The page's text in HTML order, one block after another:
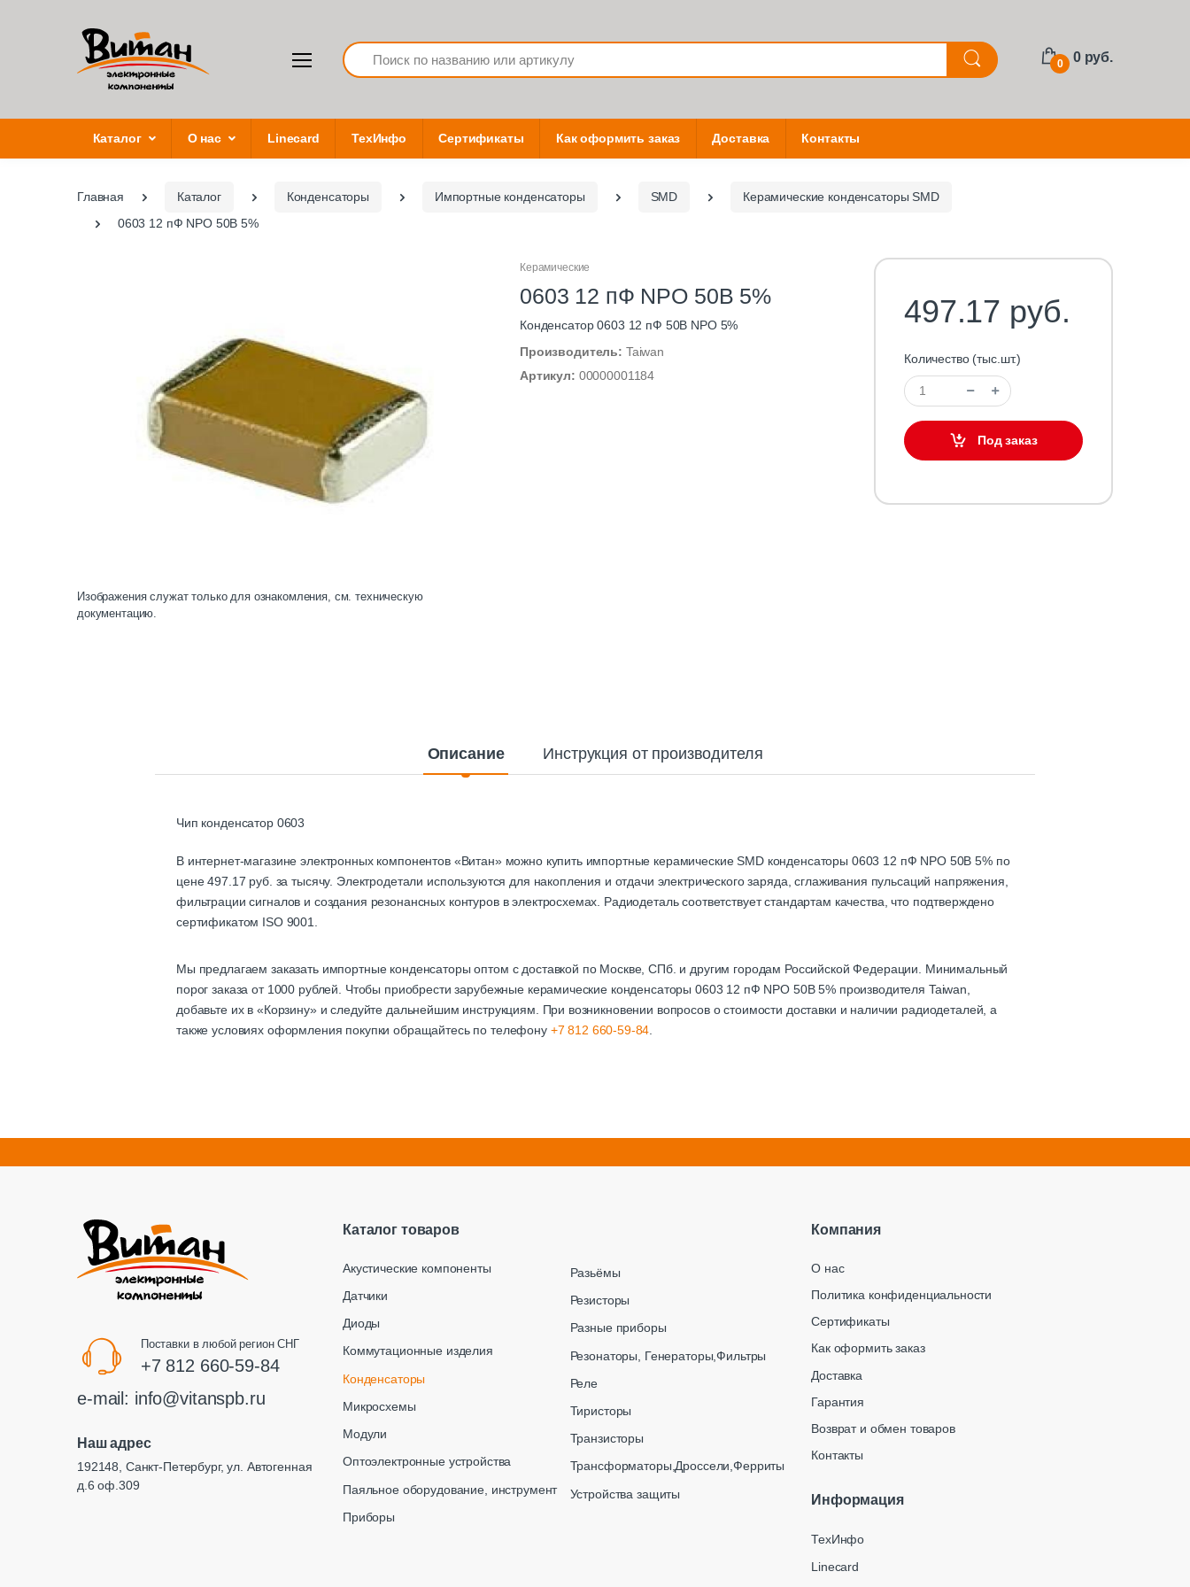
Search
0 0 руб.
Каталог О нас Linecard ТехИнфо Сертификаты Как оформить заказ Доставка Контакты
Главная Каталог Конденсаторы Импортные конденсаторы SMD
Керамические конденсаторы SMD
0603 12 пФ NPO 50В 5%
Изображения служат только для ознакомления, см. техническую
документацию.
Керамические
0603 12 пФ NPO 50В 5%
Конденсатор 0603 12 пФ 50В NPO 5%
Производитель: Taiwan
Артикул: 00000001184
497.17 руб.
Количество (тыс.шт.)
Под заказ
Описание Инструкция от производителя
Чип конденсатор 0603
В интернет-магазине электронных компонентов «Витан» можно купить импортные керамические SMD конденсаторы 0603 12 пФ NPO 50В 5% по
цене 497.17 руб. за тысячу. Электродетали используются для накопления и отдачи электрического заряда, сглаживания пульсаций напряжения,
фильтрации сигналов и создания резонансных контуров в электросхемах. Радиодеталь соответствует стандартам качества, что подтверждено
сертификатом ISO 9001.
Мы предлагаем заказать импортные конденсаторы оптом с доставкой по Москве, СПб. и другим городам Российской Федерации. Минимальный
порог заказа от 1000 рублей. Чтобы приобрести зарубежные керамические конденсаторы 0603 12 пФ NPO 50В 5% производителя Taiwan,
добавьте их в «Корзину» и следуйте дальнейшим инструкциям. При возникновении вопросов о стоимости доставки и наличии радиодеталей, а
также условиях оформления покупки обращайтесь по телефону +7 812 660-59-84
Поставки в любой регион СНГ
+7 812 660-59-84
e-mail: info@vitanspb.ru
Наш адрес
192148, Санкт-Петербург, ул. Автогенная
д.6 оф.309
Каталог товаров
Акустические компоненты
Датчики
Диоды
Коммутационные изделия
Конденсаторы
Микросхемы
Модули
Оптоэлектронные устройства
Паяльное оборудование, инструмент
Приборы
Разьёмы
Резисторы
Разные приборы
Резонаторы, Генераторы,Фильтры
Реле
Тиристоры
Транзисторы
Трансформаторы,Дроссели,Ферриты
Устройства защиты
Компания
О нас
Политика конфиденциальности
Сертификаты
Как оформить заказ
Доставка
Гарантия
Возврат и обмен товаров
Контакты
Информация
ТехИнфо
Linecard